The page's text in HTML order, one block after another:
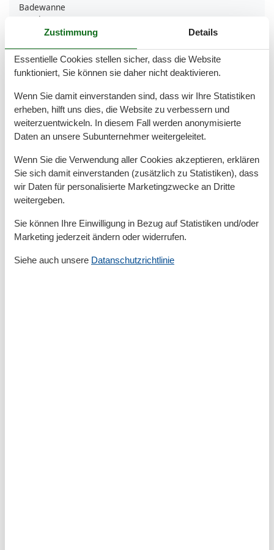
Badewanne
Dusche
Gäste-WCs
Haartrockner
Waschbecken
Basic
Kinder willkommen
Nichtraucher
Zimmer
3
Draußen
Anzahl der Parkplätze
Gartenmöbel
Privater P-Platz
Zustimmung Details
Essentielle Cookies stellen sicher, dass die Website
funktioniert, Sie können sie daher nicht deaktivieren.
Wenn Sie damit einverstanden sind, dass wir Ihre Statistiken
erheben, hilft uns dies, die Website zu verbessern und
weiterzuentwickeln. In diesem Fall werden anonymisierte
Daten an unsere Subunternehmer weitergeleitet.
Wenn Sie die Verwendung aller Cookies akzeptieren, erklären
Sie sich damit einverstanden (zusätzlich zu Statistiken), dass
wir Daten für personalisierte Marketingzwecke an Dritte
weitergeben.
Sie können Ihre Einwilligung in Bezug auf Statistiken und/oder
Marketing jederzeit ändern oder widerrufen.
Siehe auch unsere Datanschutzrichtlinie